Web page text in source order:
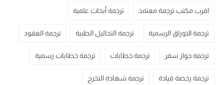
اقرب مكتب ترجمة معتمد ترجمة أبحاث علمية
ترجمة الاوراق الرسمية ترجمة التحاليل الطبية ترجمة العقود
ترجمة جواز سفر ترجمة خطابات ترجمة خطابات رسمية
ترجمة رخصة قيادة ترجمة شهادة التخرج